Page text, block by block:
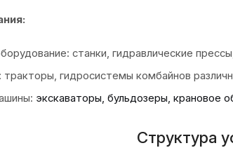
:
станки, гидравлические
тракторы, гидросистемы комбайнов
экскаваторы, бульдозеры, крановое
Структура